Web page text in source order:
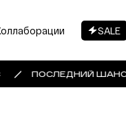
SALE
ПОСЛЕДНИЙ ШАНС